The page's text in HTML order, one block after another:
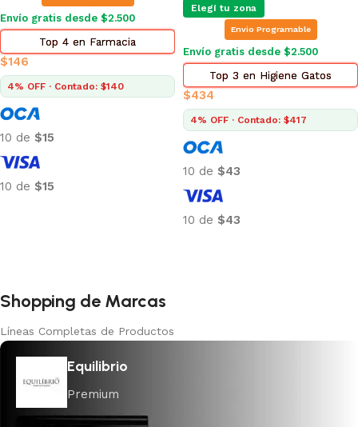
Envío gratis desde $2.500
Top 4 en Farmacia
$146
4% OFF · Contado: $140
10 de $15
10 de $15
Elegí tu zona
Envio Programable
Envío gratis desde $2.500
Top 3 en Higiene Gatos
$434
4% OFF · Contado: $417
10 de $43
10 de $43
Shopping de Marcas
Líneas Completas de Productos
Equilibrio
Premium